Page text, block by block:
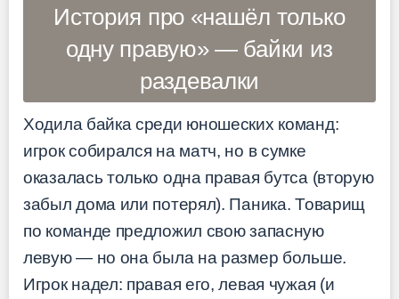
История про «нашёл только
одну правую» — байки из
раздевалки
Ходила байка среди юношеских команд:
игрок собирался на матч, но в сумке
оказалась только одна правая бутса (вторую
забыл дома или потерял). Паника. Товарищ
по команде предложил свою запасную
левую — но она была на размер больше.
Игрок надел: правая его, левая чужая (и